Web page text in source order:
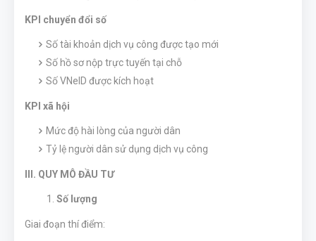
KPI chuyển đổi số
Số tài khoản dịch vụ công được tạo mới
Số hồ sơ nộp trực tuyến tại chỗ
Số VNeID được kích hoạt
KPI xã hội
Mức độ hài lòng của người dân
Tỷ lệ người dân sử dụng dịch vụ công
III. QUY MÔ ĐẦU TƯ
Số lượng
Giai đoạn thí điểm: